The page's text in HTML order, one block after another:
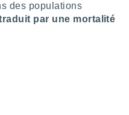
des populations
par une mortalité